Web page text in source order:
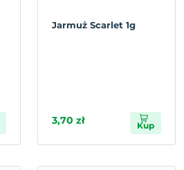
Jarmuż Scarlet 1g
3,70 zł Kup